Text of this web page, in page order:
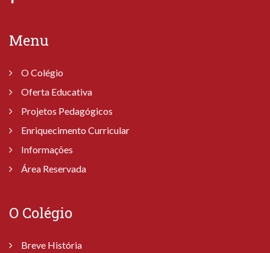
Menu
O Colégio
Oferta Educativa
Projetos Pedagógicos
Enriquecimento Curricular
Informações
Área Reservada
O Colégio
Breve História